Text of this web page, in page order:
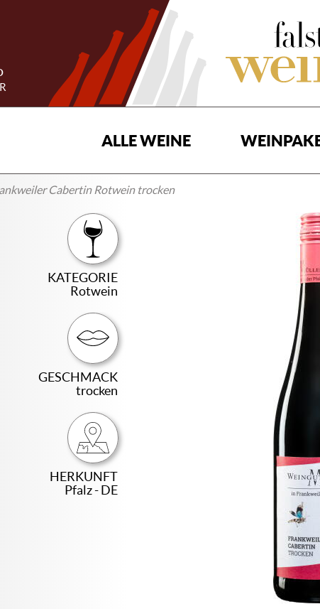
ALLE WEINE
Cabertin Rotwein trocken
KATEGORIE
Rotwein
GESCHMACK
trocken
HERKUNFT
Pfalz - DE